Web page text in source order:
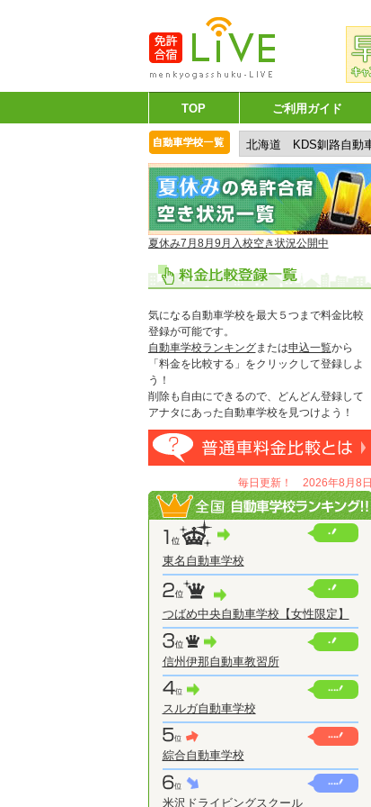
TOP ご利用ガイド
夏休み7月8月9月入校空き状況公開中
気になる自動車学校を最大５つまで料金比較
登録が可能です。
自動車学校ランキングまたは申込一覧から
「料金を比較する」をクリックして登録しよ
う！
削除も自由にできるので、どんどん登録して
アナタにあった自動車学校を見つけよう！
毎日更新！ 2026年8月8日
東名自動車学校
つばめ中央自動車学校【女性限定】
信州伊那自動車教習所
スルガ自動車学校
綜合自動車学校
米沢ドライビングスクール